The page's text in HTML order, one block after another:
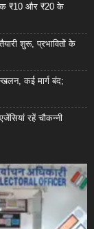
₹10 और ₹20 के
शुरू, प्रभावितों के
कई मार्ग बंद;
रहें चौकन्नी